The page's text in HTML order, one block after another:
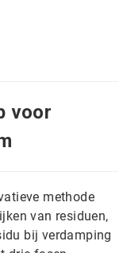
voor
methode
van residuen,
bij verdamping